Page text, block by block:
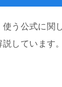
使う公式に関
説しています